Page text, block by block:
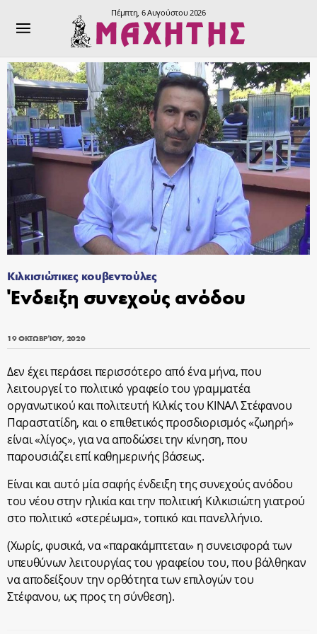
Πέμπτη, 6 Αυγούστου 2026
Κιλκισιώτικες κουβεντούλες
Ένδειξη συνεχούς ανόδου
19 ΟΚΤΩΒΡΊΟΥ, 2020
Δεν έχει περάσει περισσότερο από ένα μήνα, που
λειτουργεί το πολιτικό γραφείο του γραμματέα
οργανωτικού και πολιτευτή Κιλκίς του ΚΙΝΑΛ Στέφανου
Παραστατίδη, και ο επιθετικός προσδιορισμός «ζωηρή»
είναι «λίγος», για να αποδώσει την κίνηση, που
παρουσιάζει επί καθημερινής βάσεως.
Είναι και αυτό μία σαφής ένδειξη της συνεχούς ανόδου
του νέου στην ηλικία και την πολιτική Κιλκισιώτη γιατρού
στο πολιτικό «στερέωμα», τοπικό και πανελλήνιο.
(Χωρίς, φυσικά, να «παρακάμπτεται» η συνεισφορά των
υπευθύνων λειτουργίας του γραφείου του, που βάλθηκαν
να αποδείξουν την ορθότητα των επιλογών του
Στέφανου, ως προς τη σύνθεση).